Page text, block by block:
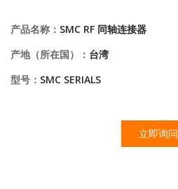
产品名称： SMC RF 同轴连接器
产地（所在国）： 台湾
型号： SMC SERIALS
立即询问